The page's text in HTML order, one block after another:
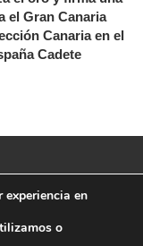
el Gran Canaria
Canaria en el
Cadete
en
o